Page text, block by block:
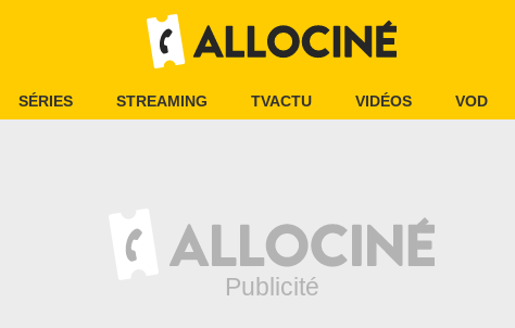
SÉRIES STREAMING TVACTU VIDÉOS VOD